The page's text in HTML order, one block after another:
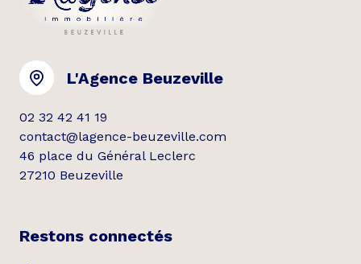
L'Agence Beuzeville
02 32 42 41 19
contact@lagence-beuzeville.com
46 place du Général Leclerc
27210 Beuzeville
Restons connectés